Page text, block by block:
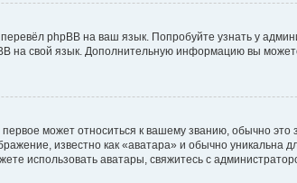
phpBB на ваш язык. Попробуйте узнать у
на свой язык. Дополнительную информацию вы
может относиться к вашему званию, обычно это
известно как «аватара» и обычно уникальна
использовать аватары, свяжитесь с